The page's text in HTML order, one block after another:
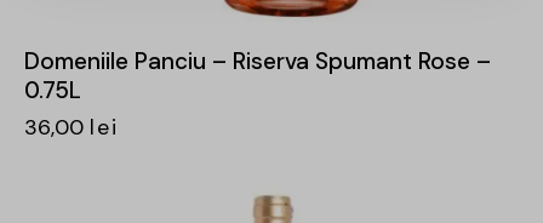
Domeniile Panciu – Riserva Spumant Rose –
0.75L
36,00 lei